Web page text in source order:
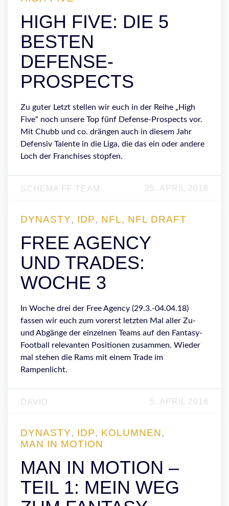
HIGH FIVE: DIE 5
BESTEN
DEFENSE-
PROSPECTS
Zu guter Letzt stellen wir euch in der Reihe „High
Five“ noch unsere Top fünf Defense-Prospects vor.
Mit Chubb und co. drängen auch in diesem Jahr
Defensiv Talente in die Liga, die das ein oder andere
Loch der Franchises stopfen.
SCHEMA FF TEAM 25. APRIL 2018
DYNASTY, IDP, NFL, NFL DRAFT
FREE AGENCY
UND TRADES:
WOCHE 3
In Woche drei der Free Agency (29.3.-04.04.18)
fassen wir euch zum vorerst letzten Mal aller Zu-
und Abgänge der einzelnen Teams auf den Fantasy-
Football relevanten Positionen zusammen. Wieder
mal stehen die Rams mit einem Trade im
Rampenlicht.
DAVID 5. APRIL 2018
DYNASTY, IDP, KOLUMNEN,
MAN IN MOTION
MAN IN MOTION –
TEIL 1: MEIN WEG